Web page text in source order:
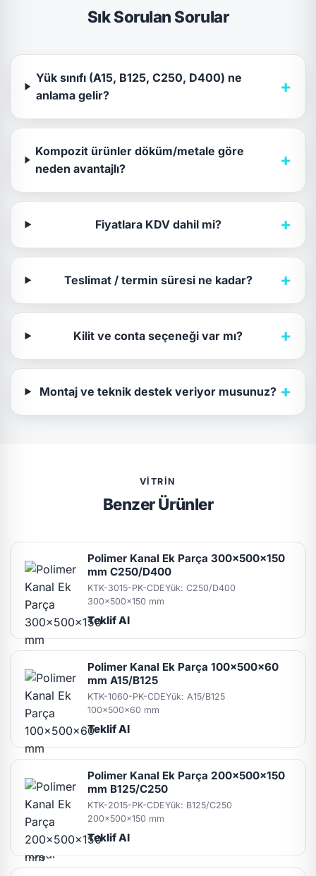
Sık Sorulan Sorular
Yük sınıfı (A15, B125, C250, D400) ne
anlama gelir?
+
Kompozit ürünler döküm/metale göre
neden avantajlı?
+
Fiyatlara KDV dahil mi? +
Teslimat / termin süresi ne kadar? +
Kilit ve conta seçeneği var mı? +
Montaj ve teknik destek veriyor musunuz? +
VITRIN
Benzer Ürünler
Polimer Kanal Ek Parça 300x500x150
mm C250/D400
KTK-3015-PK-CDEYük: C250/D400
300x500x150 mm
Teklif Al
Polimer Kanal Ek Parça 100x500x60
mm A15/B125
KTK-1060-PK-CDEYük: A15/B125
100x500x60 mm
Teklif Al
Polimer Kanal Ek Parça 200x500x150
mm B125/C250
KTK-2015-PK-CDEYük: B125/C250
200x500x150 mm
Teklif Al